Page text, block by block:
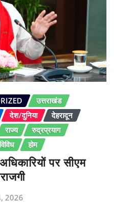
उत्तराखंड
देश/दुनिया
देहरादून
राज्य
रुद्रप्रयाग
विविध होम
पर सीएम
2026